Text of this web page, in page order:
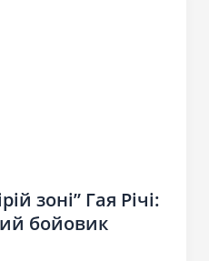
зоні” Гая Річі:
бойовик